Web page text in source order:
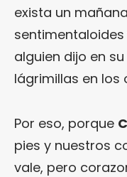
exista un
alguien dijo en
lágrimillas en los
Por eso, porque
pies y nuestros
vale, pero